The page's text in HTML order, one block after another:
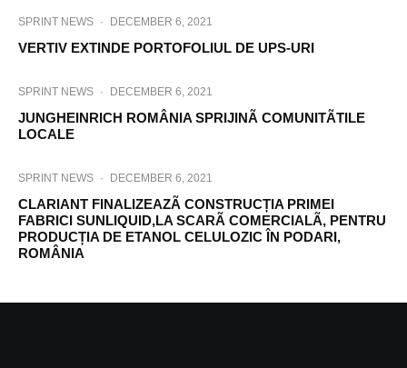
SPRINT NEWS · DECEMBER 6, 2021
VERTIV EXTINDE PORTOFOLIUL DE UPS-URI
SPRINT NEWS · DECEMBER 6, 2021
JUNGHEINRICH ROMÂNIA SPRIJINÃ COMUNITÃTILE
LOCALE
SPRINT NEWS · DECEMBER 6, 2021
CLARIANT FINALIZEAZÃ CONSTRUCȚIA PRIMEI
FABRICI SUNLIQUID,LA SCARÃ COMERCIALÃ, PENTRU
PRODUCȚIA DE ETANOL CELULOZIC ÎN PODARI,
ROMÂNIA